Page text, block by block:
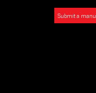
Submit a